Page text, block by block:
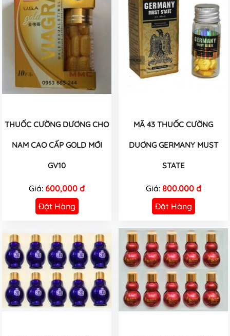
THUỐC CƯỜNG DƯƠNG CHO
NAM CAO CẤP GOLD MỚI
GV10
Giá: 600,000 đ
Đặt Hàng
MÃ 43 THUỐC CƯỜNG
DUƠNG GERMANY MUST
STATE
Giá: 800.000 đ
Đặt Hàng